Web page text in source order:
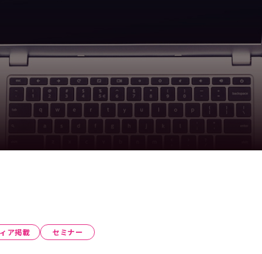
ア掲載 セミナー